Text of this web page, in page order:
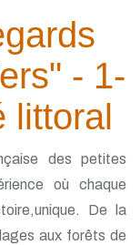
- 1-
littoral
des petites
où chaque
De la
aux forêts de